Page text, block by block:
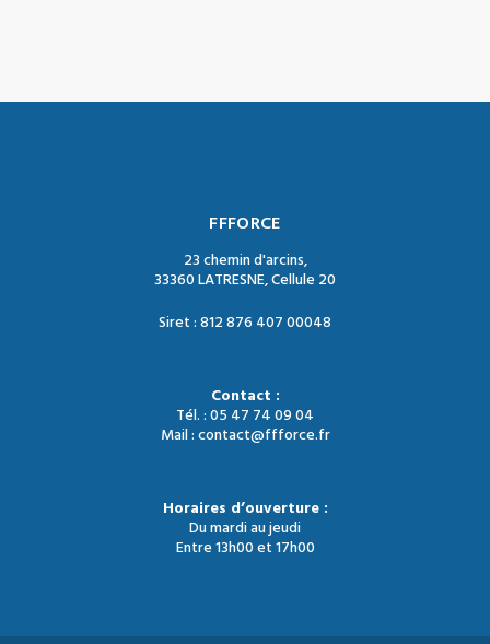
FFFORCE
23 chemin d'arcins,
33360 LATRESNE, Cellule 20
Siret : 812 876 407 00048
Contact :
Tél. : 05 47 74 09 04
Mail : contact@ffforce.fr
Horaires d’ouverture :
Du mardi au jeudi
Entre 13h00 et 17h00